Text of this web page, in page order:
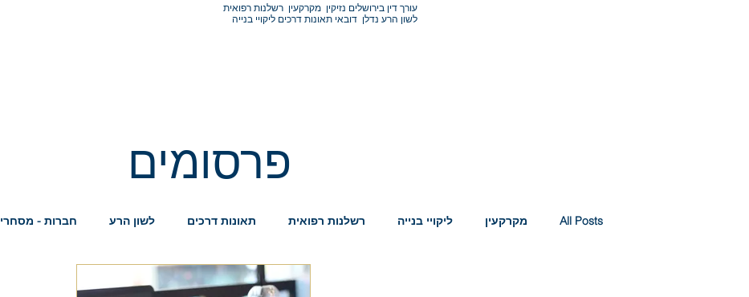
עורך דין בירושלים נזיקין מקרקעין רשלנות רפואית
לשון הרע נדלן דובאי תאונות דרכים ליקויי בנייה
פרסומים
All Posts מקרקעין ליקויי בנייה רשלנות רפואית תאונות דרכים לשון הרע חברות - מסחרי
איחוד האמירויות - דובאי - אבו דאבי ייפוי כח מתמשך First Intro Group